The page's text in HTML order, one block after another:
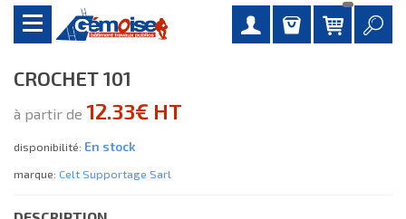
CROCHET 101
à partir de 12.33€ HT
disponibilité: En stock
marque: Celt Supportage Sarl